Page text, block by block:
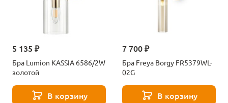
5 135 ₽
Бра Lumion KASSIA 6586/2W
золотой
В корзину
7 700 ₽
Бра Freya Borgy FR5379WL-
02G
В корзину